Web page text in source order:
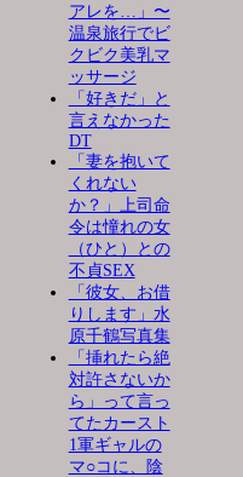
アレを…」〜
温泉旅行でビ
クビク美乳マ
ッサージ
「好きだ」と
言えなかった
DT
「妻を抱いて
くれない
か？」上司命
令は憧れの女
（ひと）との
不貞SEX
「彼女、お借
りします」水
原千鶴写真集
「挿れたら絶
対許さないか
ら」って言っ
てたカースト
1軍ギャルの
マ○コに、陰